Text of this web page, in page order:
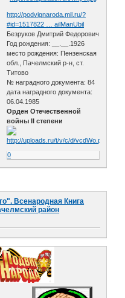
http://podvignaroda.mil.ru/?
#id=1517822 … ailManUbil
Безруков Дмитрий Федорович
Год рождения: __.__.1926
место рождения: Пензенская
обл., Пачелмский р-н, ст.
Титово
№ наградного документа: 84
дата наградного документа:
06.04.1985
Орден Отечественной
войны II степени
0
Всенародная Книга
район